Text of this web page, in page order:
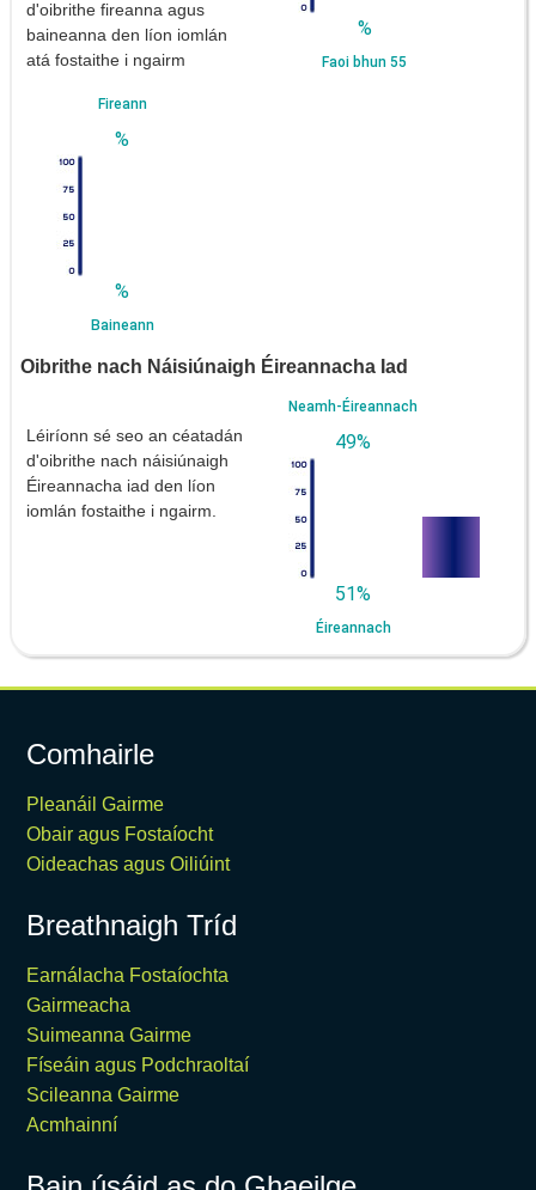
%
Faoi bhun 55
d'oibrithe fireanna agus
baineanna den líon iomlán
atá fostaithe i ngairm
Fireann
%
%
Baineann
Oibrithe nach Náisiúnaigh Éireannacha Iad
Léiríonn sé seo an céatadán
d'oibrithe nach náisiúnaigh
Éireannacha iad den líon
iomlán fostaithe i ngairm.
Neamh-Éireannach
49%
51%
Éireannach
Comhairle
Pleanáil Gairme
Obair agus Fostaíocht
Oideachas agus Oiliúint
Breathnaigh Tríd
Earnálacha Fostaíochta
Gairmeacha
Suimeanna Gairme
Físeáin agus Podchraoltaí
Scileanna Gairme
Acmhainní